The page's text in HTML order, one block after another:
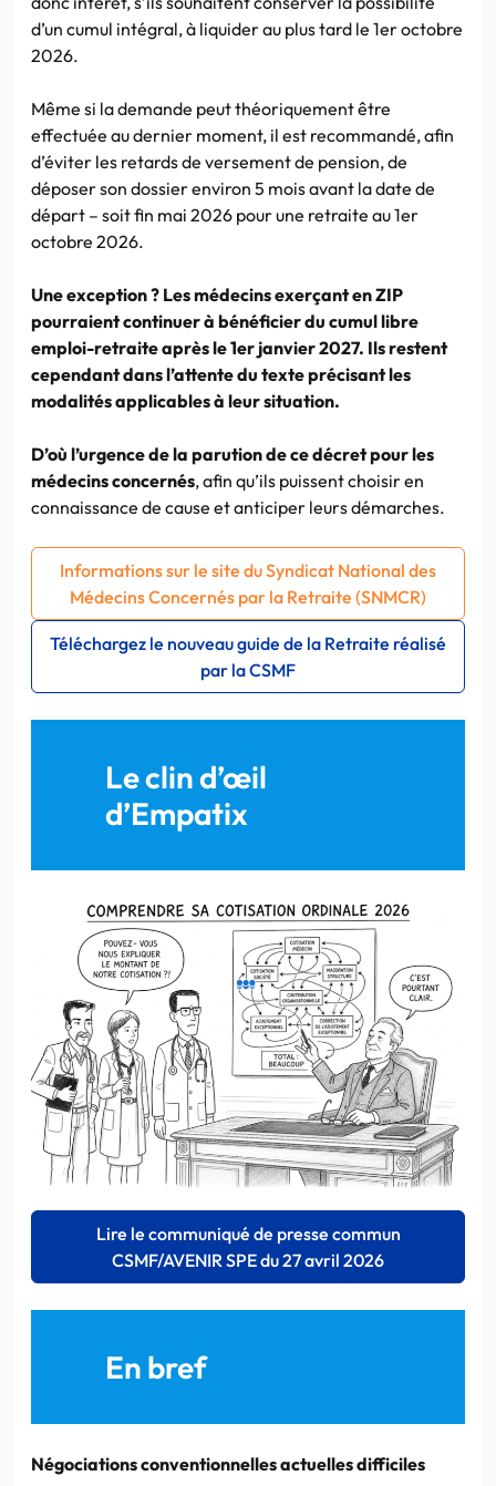
d’un cumul intégral, à liquider au plus tard le 1er octobre
2026.
Même si la demande peut théoriquement être
effectuée au dernier moment, il est recommandé, afin
d’éviter les retards de versement de pension, de
déposer son dossier environ 5 mois avant la date de
départ – soit fin mai 2026 pour une retraite au 1er
octobre 2026.
Une exception ? Les médecins exerçant en ZIP
pourraient continuer à bénéficier du cumul libre
emploi-retraite après le 1er janvier 2027. Ils restent
cependant dans l’attente du texte précisant les
modalités applicables à leur situation.
D’où l’urgence de la parution de ce décret pour les
médecins concernés, afin qu’ils puissent choisir en
connaissance de cause et anticiper leurs démarches.
Informations sur le site du Syndicat National des
Médecins Concernés par la Retraite (SNMCR)
Téléchargez le nouveau guide de la Retraite réalisé
par la CSMF
Le clin d’œil
d’Empatix
Lire le communiqué de presse commun
CSMF/AVENIR SPE du 27 avril 2026
En bref
Négociations conventionnelles actuelles difficiles